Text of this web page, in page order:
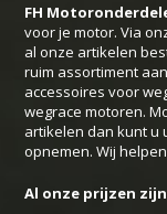
FH
voor je motor. Via
al onze artikelen
ruim assortiment
accessoires voor
wegrace motoren.
artikelen dan kunt u
opnemen. Wij
Al onze prijzen